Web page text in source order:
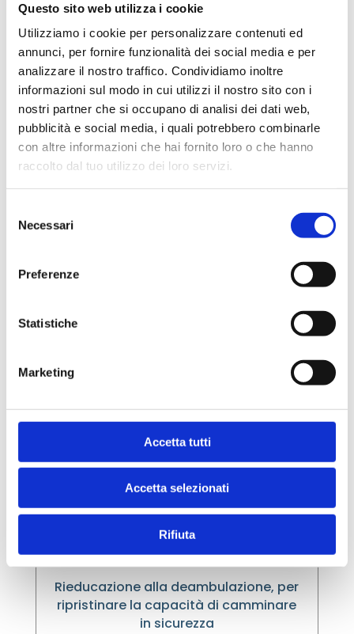
Questo sito web utilizza i cookie
Utilizziamo i cookie per personalizzare contenuti ed
annunci, per fornire funzionalità dei social media e per
analizzare il nostro traffico. Condividiamo inoltre
informazioni sul modo in cui utilizzi il nostro sito con i
nostri partner che si occupano di analisi dei dati web,
pubblicità e social media, i quali potrebbero combinarle
con altre informazioni che hai fornito loro o che hanno
raccolto dal tuo utilizzo dei loro servizi.
delNecessari
Preferenze
Statistiche
Marketing
Accetta tutti
Accetta selezionati
Rifiuta
(stampelle, carrozzine, ecc.)
Consegne a domicilio per garantire il
supporto necessario anche a casa
Educazione all’utilizzo di tutori
Rieducazione alla deambulazione, per
ripristinare la capacità di camminare
in sicurezza